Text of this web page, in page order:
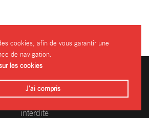
question, une info ?
nous
- Toute reproduction même partielle
interdite
cookies, afin de vous garantir une
de navigation.
les cookies
J'ai compris